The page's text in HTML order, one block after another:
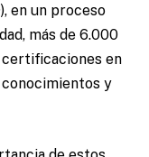
en un proceso
más de 6.000
en
y